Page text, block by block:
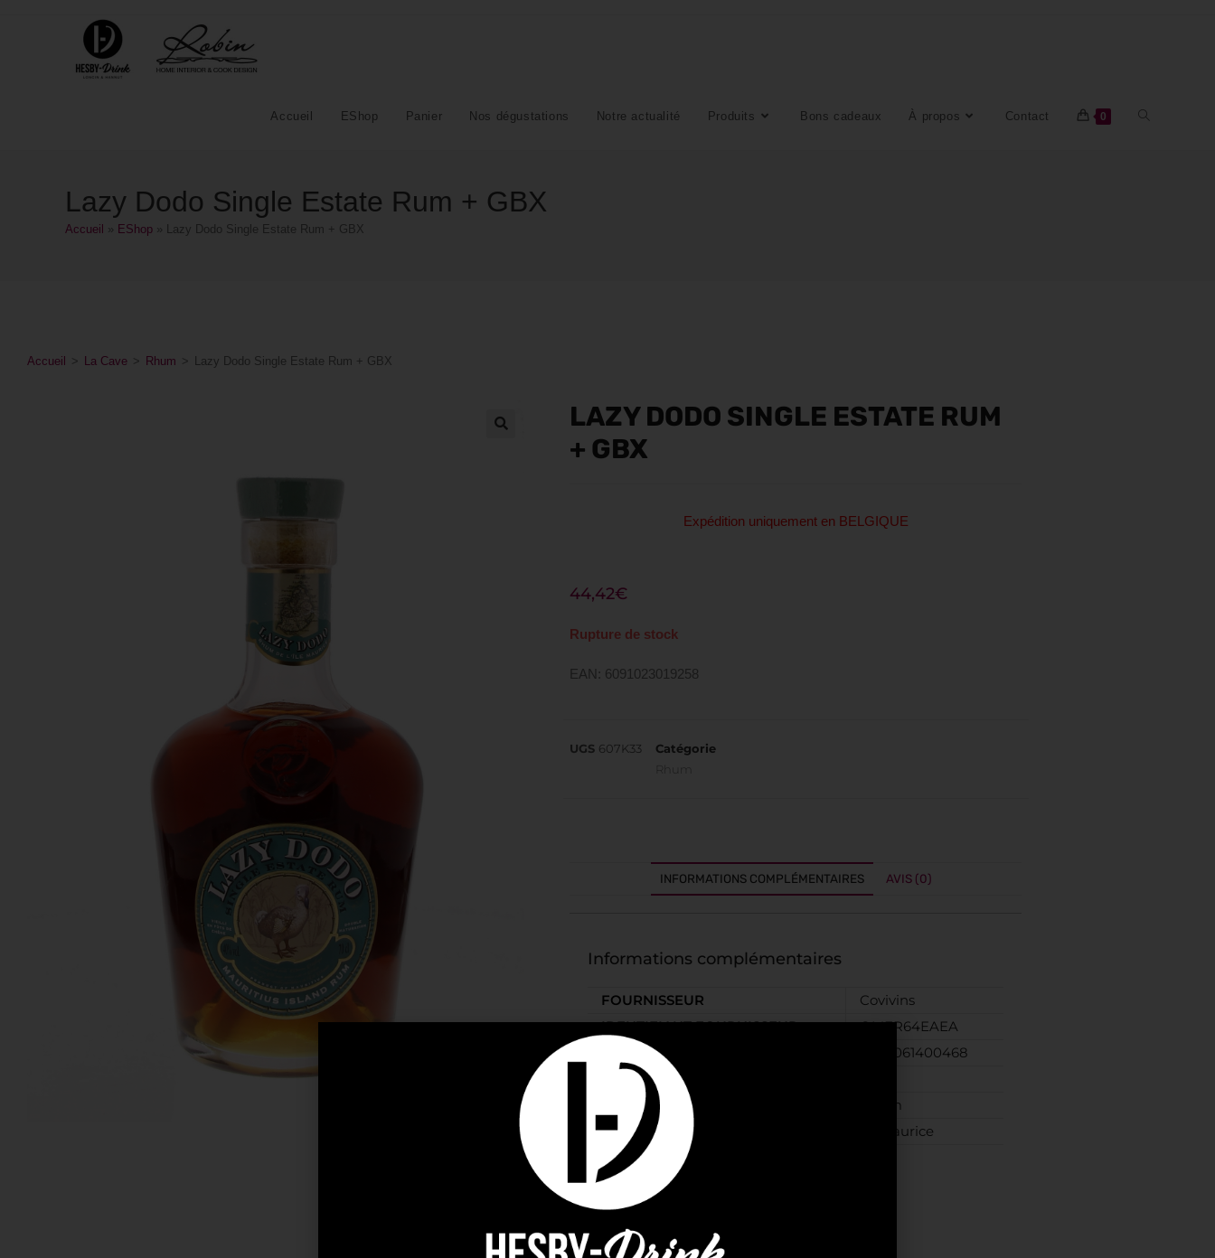
Accueil EShop Panier Nos dégustations Notre actualité Produits Bons cadeaux À propos Contact 0
Lazy Dodo Single Estate Rum + GBX
Accueil EShop Lazy Dodo Single Estate Rum + GBX
Accueil > La Cave > Rhum > Lazy Dodo Single Estate Rum + GBX
LAZY DODO SINGLE ESTATE RUM
+ GBX
Expédition uniquement en BELGIQUE
44,42€
Rupture de stock
EAN: 6091023019258
UGS 607K33
Catégorie
INFORMATIONS COMPLÉMENTAIRES AVIS (0)
Informations complémentaires
FOURNISSEUR
Covivins
IDENTIFIANT FOURNISSEUR
OMER64EAEA
5420061400468
CONDITIONNEMENT
SPIRITUEUX
Rhum
PAYS
Ile Maurice